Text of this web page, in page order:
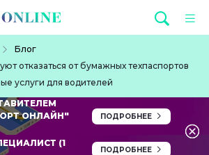
Блог
отказаться от бумажных техпаспортов
услуги для водителей
ОНЛАЙН"
ПОДРОБНЕЕ
(1
ПОДРОБНЕЕ